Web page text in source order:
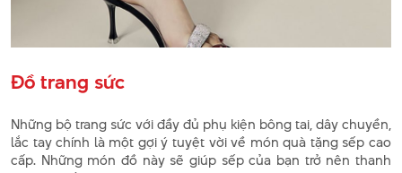
Đồ trang sức
Những bộ trang sức với đầy đủ phụ kiện bông tai, dây chuyền,
lắc tay chính là một gợi ý tuyệt vời về món quà tặng sếp cao
cấp. Những món đồ này sẽ giúp sếp của bạn trở nên thanh